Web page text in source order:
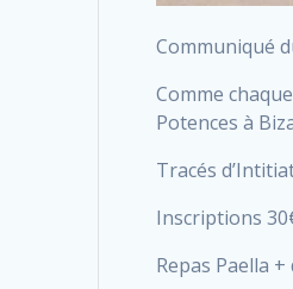
Communiqué
Comme
Potences à
Tracés
Inscriptions
Repas Paella